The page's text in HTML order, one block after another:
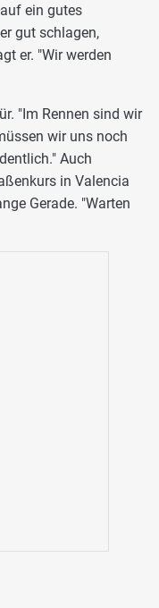
ein gutes
gut schlagen,
er. "Wir werden
"Im Rennen sind wir
wir uns noch
Auch
in Valencia
Gerade. "Warten